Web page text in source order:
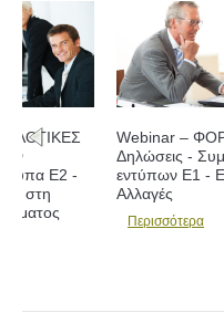
Webinar –
Δηλώσεις -
εντύπων Ε1 - Ε2 - Ε3
Περισσότερα